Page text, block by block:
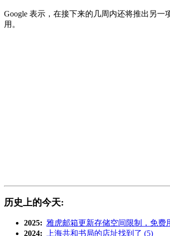
Google 表示，在接下来的几周内还将推出另
用。
历史上的今天:
2025: 雅虎邮箱更新存储空间限制，免费
2024:
上海共和书局的店址找到了 (5)